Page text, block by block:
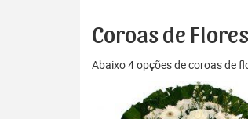
Coroas de
Abaixo 4 opções de coroas de